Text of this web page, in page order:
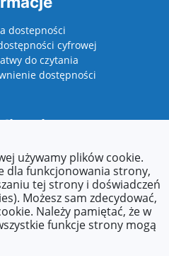
dostepności
cyfrowej
do czytania
dostępności
1
Konin
używamy plików cookie.
dla funkcjonowania strony,
tej strony i doświadczeń
Możesz sam zdecydować,
Należy pamiętać, że w
funkcje strony mogą